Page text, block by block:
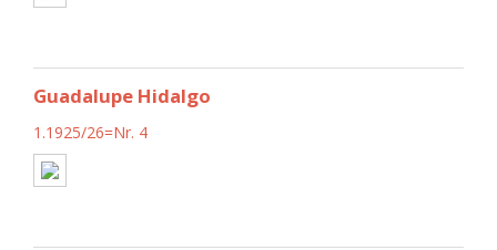
Guadalupe Hidalgo
1.1925/26=Nr. 4